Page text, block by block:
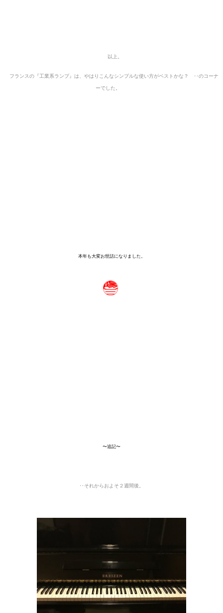
以上。
フランスの『工業系ランプ』は、やはりこんなシンプルな使い方がベストかな？ ‥のコーナ
ーでした。
本年も大変お世話になりました。
〜追記〜
‥それからおよそ２週間後。